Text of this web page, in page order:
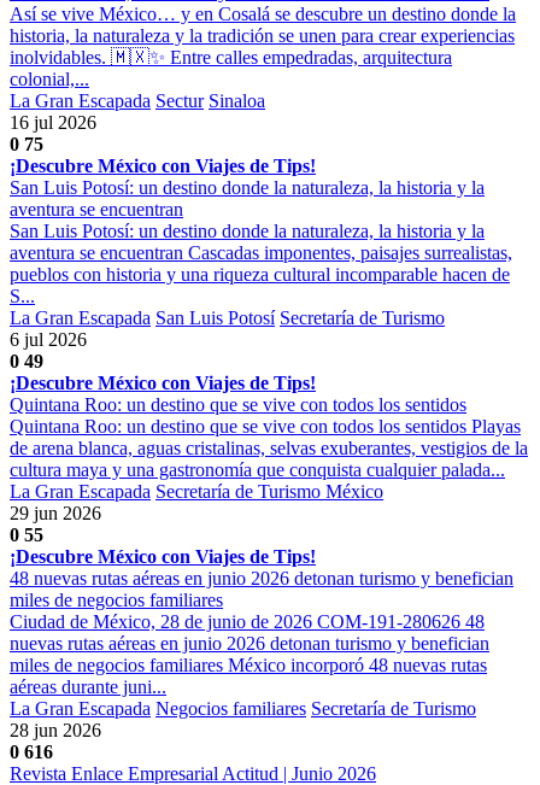
Así se vive México… y en Cosalá se descubre un destino donde la
historia, la naturaleza y la tradición se unen para crear experiencias
inolvidables. 🇲🇽✨ Entre calles empedradas, arquitectura
colonial,...
La Gran Escapada Sectur Sinaloa
16 jul 2026
0 75
¡Descubre México con Viajes de Tips!
San Luis Potosí: un destino donde la naturaleza, la historia y la
aventura se encuentran
San Luis Potosí: un destino donde la naturaleza, la historia y la
aventura se encuentran Cascadas imponentes, paisajes surrealistas,
pueblos con historia y una riqueza cultural incomparable hacen de
S...
La Gran Escapada San Luis Potosí Secretaría de Turismo
6 jul 2026
0 49
¡Descubre México con Viajes de Tips!
Quintana Roo: un destino que se vive con todos los sentidos
Quintana Roo: un destino que se vive con todos los sentidos Playas
de arena blanca, aguas cristalinas, selvas exuberantes, vestigios de la
cultura maya y una gastronomía que conquista cualquier palada...
La Gran Escapada Secretaría de Turismo México
29 jun 2026
0 55
¡Descubre México con Viajes de Tips!
48 nuevas rutas aéreas en junio 2026 detonan turismo y benefician
miles de negocios familiares
Ciudad de México, 28 de junio de 2026 COM-191-280626 48
nuevas rutas aéreas en junio 2026 detonan turismo y benefician
miles de negocios familiares México incorporó 48 nuevas rutas
aéreas durante juni...
La Gran Escapada Negocios familiares Secretaría de Turismo
28 jun 2026
0 616
Revista Enlace Empresarial Actitud | Junio 2026